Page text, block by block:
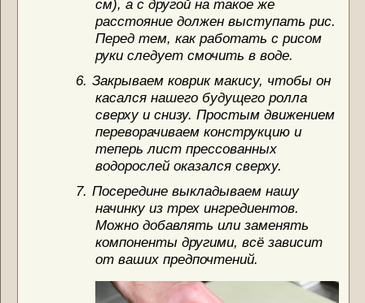
см), а с другой на такое же
расстояние должен выступать рис.
Перед тем, как работать с рисом
руки следует смочить в воде.
6. Закрываем коврик макису, чтобы он
касался нашего будущего ролла
сверху и снизу. Простым движением
переворачиваем конструкцию и
теперь лист прессованных
водорослей оказался сверху.
7. Посередине выкладываем нашу
начинку из трех ингредиентов.
Можно добавлять или заменять
компоненты другими, всё зависит
от ваших предпочтений.